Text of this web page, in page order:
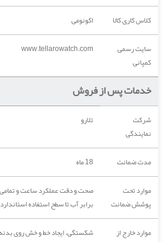
کلاس کاری کالا
اکونومی
سایت رسمی
کمپانی
www.tellarowatch.com
خدمات پس از فروش
شرکت
نمایندگی
تلارو
مدت ضمانت
18 ماه
موارد تحت
پوشش ضمانت
صحت و دقت عملکرد ساعت و تمامی
برابر آب تا سطح استفاده استاندارد
موارد خارج از
شکستگی، ایجاد خط و خش روی